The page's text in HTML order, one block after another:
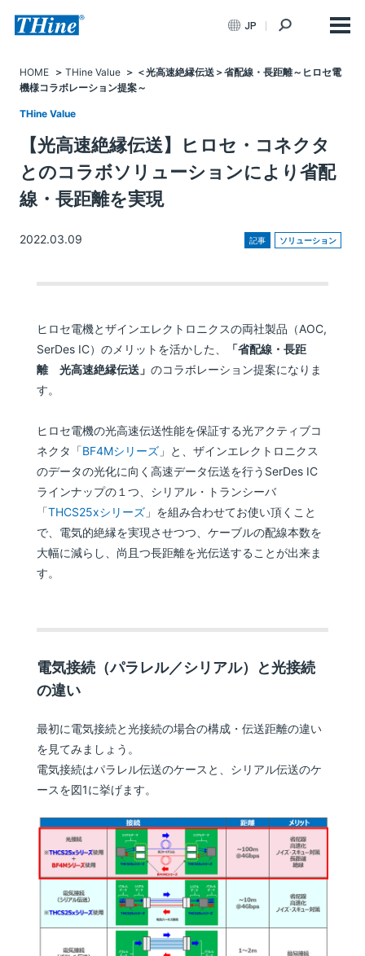
JP
HOME THine Value
＜光高速絶縁伝送＞省配線・長距離～ヒロセ電
機様コラボレーション提案～
THine Value
【光高速絶縁伝送】ヒロセ・コネクタ
とのコラボソリューションにより省配
線・長距離を実現
2022.03.09 記事 ソリューション
ヒロセ電機とザインエレクトロニクスの両社製品（AOC,
SerDes IC）のメリットを活かした、
「省配線・長距
離 光高速絶縁伝送」のコラボレーション提案になりま
す。
ヒロセ電機の光高速伝送性能を保証する光アクティブコ
ネクタ「BF4Mシリーズ 」と、ザインエレクトロニクス
のデータの光化に向く高速データ伝送を行うSerDes IC
ラインナップの１つ、シリアル・トランシーバ
「THCS25xシリーズ 」を組み合わせてお使い頂くこと
で、電気的絶縁を実現させつつ、ケーブルの配線本数を
大幅に減らし、尚且つ長距離を光伝送することが出来ま
す。
電気接続（パラレル／シリアル）と光接続
の違い
最初に電気接続と光接続の場合の構成・伝送距離の違い
を見てみましょう。
電気接続はパラレル伝送のケースと、シリアル伝送のケ
ースを図1に挙げます。